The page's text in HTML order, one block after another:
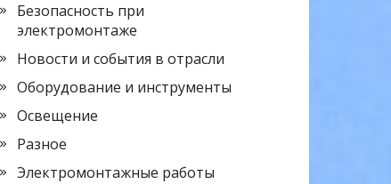
Безопасность при
электромонтаже
Новости и события в отрасли
Оборудование и инструменты
Освещение
Разное
Электромонтажные работы